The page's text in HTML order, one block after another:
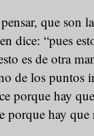
que son
dice: “pues
es de otra
de los puntos
porque hay
porque hay que